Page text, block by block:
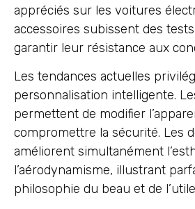
appréciés sur les voitures
accessoires subissent des
garantir leur résistance aux
Les tendances actuelles
personnalisation intelligente.
permettent de modifier
compromettre la sécurité. Les
améliorent simultanément
l’aérodynamisme, illustrant
philosophie du beau et de